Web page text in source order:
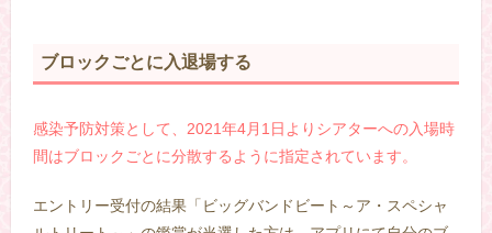
ブロックごとに入退場する
感染予防対策として、2021年4月1日よりシアターへの入場時
間はブロックごとに分散するように指定されています。
エントリー受付の結果「ビッグバンドビート～ア・スペシャ